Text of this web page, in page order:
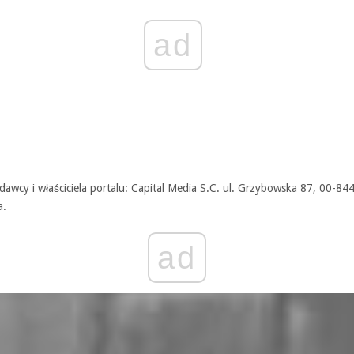
ad
i właściciela portalu: Capital Media S.C. ul. Grzybowska 87, 00-844
ad